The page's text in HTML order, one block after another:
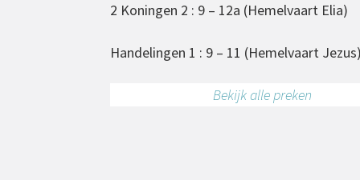
2 Koningen 2 : 9 – 12a (Hemelvaart Elia)
Handelingen 1 : 9 – 11 (Hemelvaart Jezus)
Bekijk alle preken